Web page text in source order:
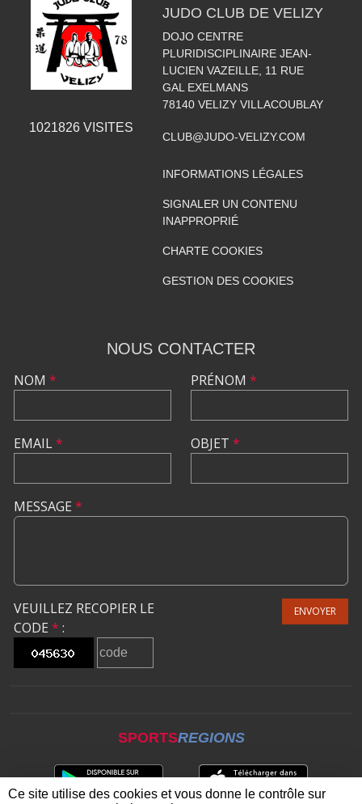
1021826VISITES
JUDO CLUB DE VELIZY
DOJO CENTRE
PLURIDISCIPLINAIRE JEAN-
LUCIEN VAZEILLE, 11 RUE
GAL EXELMANS
78140 VELIZY VILLACOUBLAY
CLUB@JUDO-VELIZY.COM
INFORMATIONS LÉGALES
SIGNALER UN CONTENU
INAPPROPRIÉ
CHARTE COOKIES
GESTION DES COOKIES
NOUS CONTACTER
NOM *
EMAIL*
PRÉNOM *
OBJET *
MESSAGE *
VEUILLEZ RECOPIER LE
CODE * :
ENVOYER
SPORTSREGIONS
Ce site utilise des cookies et vous donne le contrôle sur